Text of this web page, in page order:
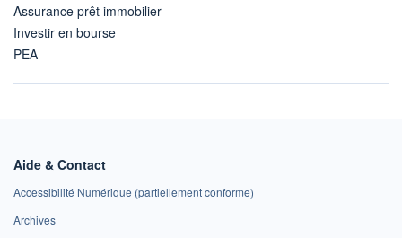
Assurance prêt immobilier
Investir en bourse
PEA
Aide & Contact
Accessibilité Numérique (partiellement conforme)
Archives